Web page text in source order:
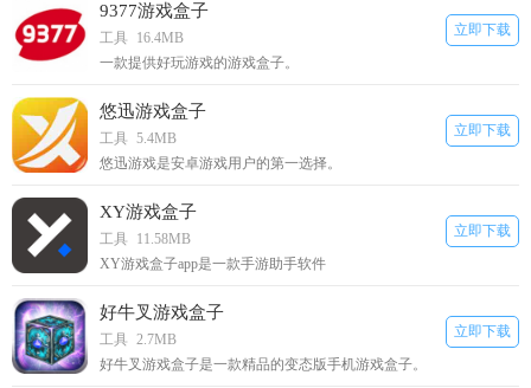
9377游戏盒子
工具
16.4MB
一款提供好玩游戏的游戏盒子。
立即下载
悠迅游戏盒子
工具 5.4MB
悠迅游戏是安卓游戏用户的第一选择。
立即下载
XY游戏盒子
工具
11.58MB
XY游戏盒子app是一款手游助手软件
立即下载
好牛叉游戏盒子
工具 2.7MB
好牛叉游戏盒子是一款精品的变态版手机游戏盒子。
立即下载